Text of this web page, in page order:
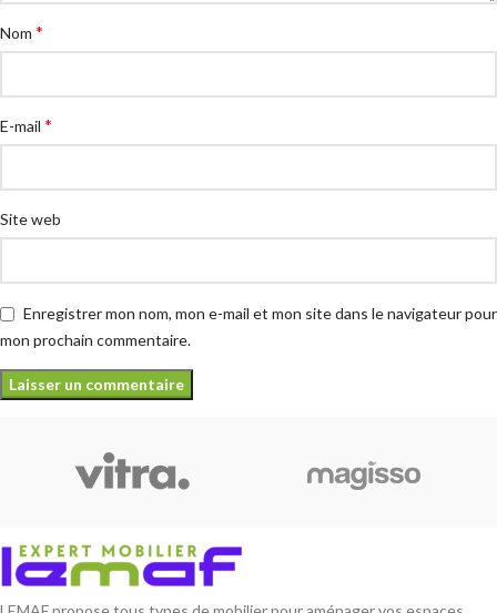
Nom *
E-mail *
Site web
Enregistrer mon nom, mon e-mail et mon site dans le navigateur pour
mon prochain commentaire.